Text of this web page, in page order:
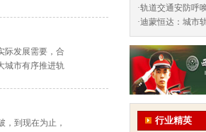
际发展需要，合
城市有序推进轨
，到现在为止，
·轨道交通安防呼
·迪蒙恒达：城市
行业精英